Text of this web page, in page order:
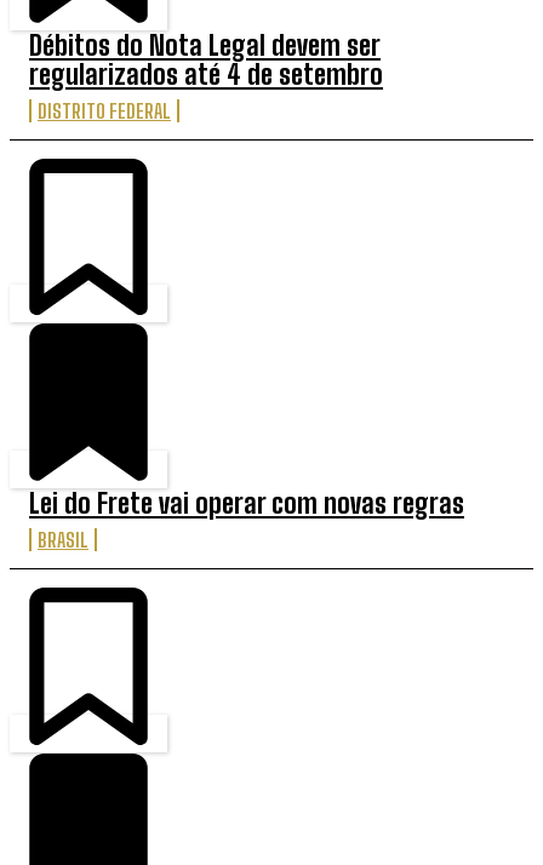
Débitos do Nota Legal devem ser
regularizados até 4 de setembro
DISTRITO FEDERAL
Lei do Frete vai operar com novas regras
BRASIL